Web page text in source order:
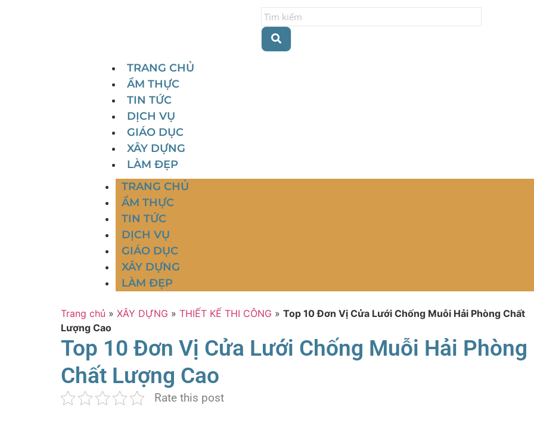
TRANG CHỦ
ẨM THỰC
TIN TỨC
DỊCH VỤ
GIÁO DỤC
XÂY DỰNG
LÀM ĐẸP
TRANG CHỦ
ẨM THỰC
TIN TỨC
DỊCH VỤ
GIÁO DỤC
XÂY DỰNG
LÀM ĐẸP
Trang chủ » XÂY DỰNG » THIẾT KẾ THI CÔNG » Top 10 Đơn Vị Cửa Lưới Chống Muỗi Hải Phòng Chất
Lượng Cao
Top 10 Đơn Vị Cửa Lưới Chống Muỗi Hải Phòng
Chất Lượng Cao
Rate this post